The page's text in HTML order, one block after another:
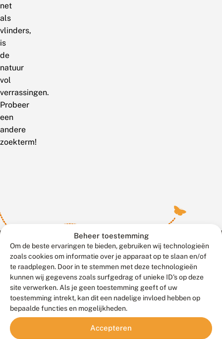
Beheer toestemming
Om de beste ervaringen te bieden, gebruiken wij technologieën
zoals cookies om informatie over je apparaat op te slaan en/of
te raadplegen. Door in te stemmen met deze technologieën
kunnen wij gegevens zoals surfgedrag of unieke ID's op deze
site verwerken. Als je geen toestemming geeft of uw
toestemming intrekt, kan dit een nadelige invloed hebben op
bepaalde functies en mogelijkheden.
Accepteren
net
als
vlinders,
is
de
natuur
vol
verrassingen.
Probeer
een
andere
zoekterm!
Contact
Veelgestelde vragen
Meld waarnemingen© 2026 Vlinderstichting
Duurzaam ontwikkeld door
Go2People
, ontworpen door
Blue Field Agency
Privacy
Disclaimer
Sitemap